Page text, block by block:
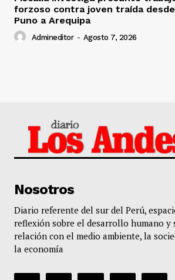
forzoso contra joven traída desde
Puno a Arequipa
Admineditor - Agosto 7, 2026
Nosotros
Diario referente del sur del Perú,
reflexión sobre el desarrollo humano y
relación con el medio ambiente, la
la economía